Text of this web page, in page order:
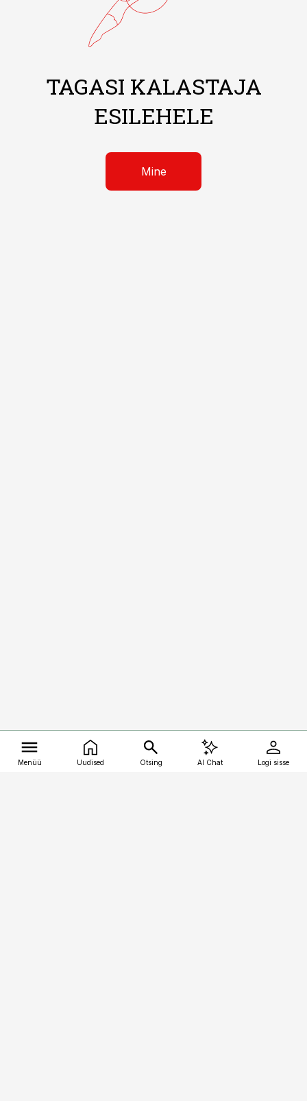
TAGASI KALASTAJA
ESILEHELE
Mine
Menüü Uudised Otsing AI Chat Logi sisse